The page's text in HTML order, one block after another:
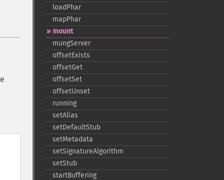
loadPhar
mapPhar
mount
mungServer
offsetExists
offsetGet
offsetSet
offsetUnset
running
setAlias
setDefaultStub
setMetadata
setSignatureAlgorithm
setStub
startBuffering